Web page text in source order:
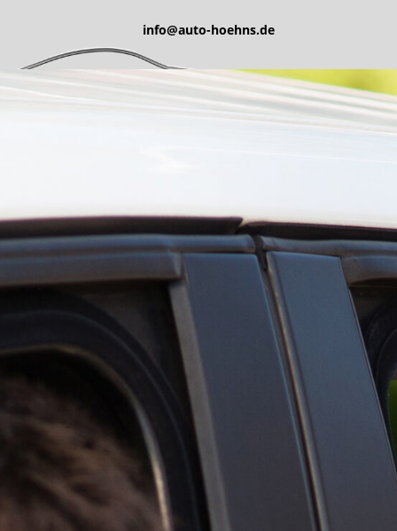
info@auto-hoehns.de
Versicherung
Reparatur
Neufahrzeuge
Rotenburg
Schneverdingen
Karriere